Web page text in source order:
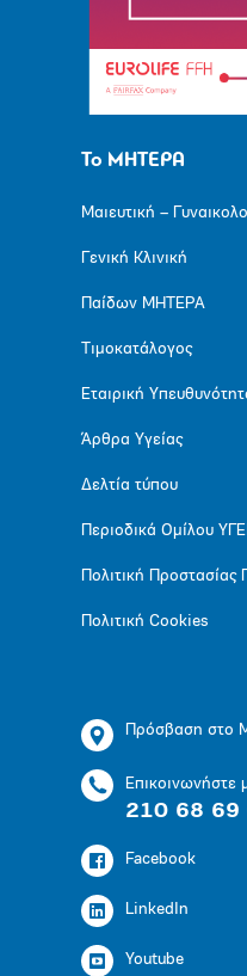
Το ΜΗΤΕΡΑ
Μαιευτική –
Γενική Κλινική
Παίδων ΜΗΤΕΡΑ
Τιμοκατάλογος
Εταιρική
Άρθρα Υγείας
Δελτία τύπου
Περιοδικά Ομίλου
Πολιτική
Πολιτική Cookies
Πρόσβαση στο
Επικοινωνήστε
210 68 69
Facebook
LinkedIn
Youtube